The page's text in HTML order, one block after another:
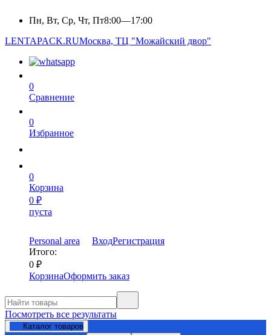
Пн, Вт, Ср, Чт, Пт8:00—17:00
LENTAPACK.RUМосква, ТЦ "Можайский двор"
0
Сравнение
0
Избранное
0
Корзина
0 ₽
пуста
Personal area ВходРегистрация
Итого:
0 ₽
КорзинаОформить заказ
Посмотреть все результаты
Каталог товаров